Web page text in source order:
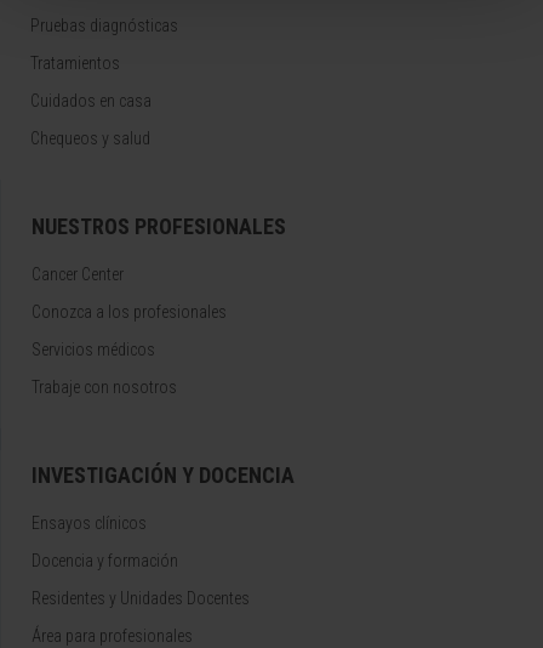
Pruebas diagnósticas
Tratamientos
Cuidados en casa
Chequeos y salud
NUESTROS PROFESIONALES
Cancer Center
Conozca a los profesionales
Servicios médicos
Trabaje con nosotros
INVESTIGACIÓN Y DOCENCIA
Ensayos clínicos
Docencia y formación
Residentes y Unidades Docentes
Área para profesionales